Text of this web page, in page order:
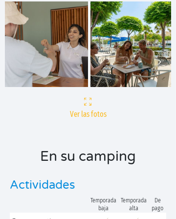
Ver las fotos
En su camping
Actividades
Temporada
baja
Temporada
alta
De
pago